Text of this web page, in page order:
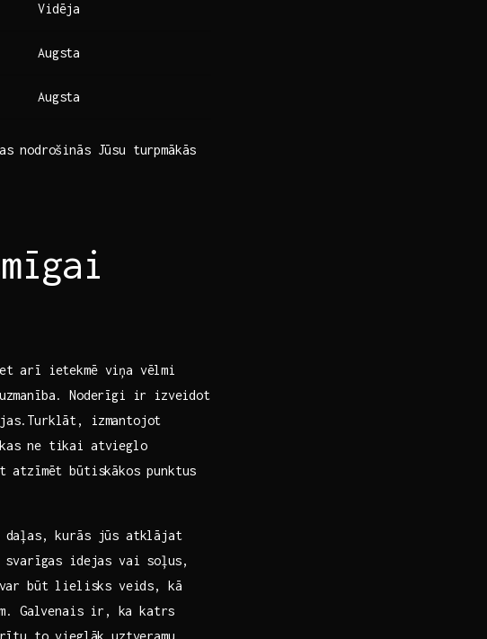
Vidēja
Augsta
Augsta
Jūsu‍ turpmākās
arī ietekmē ‌viņa vēlmi
Noderīgi ir izveidot⁢
izmantojot
ne tikai atvieglo
būtiskākos punktus
daļas, kurās jūs atklājat
idejas vai⁤ soļus,​
var būt lielisks ‌veids,‌ kā
Galvenais‌ ir,⁤ ka katrs